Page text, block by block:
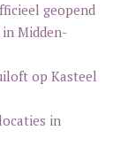
geopend
Midden-
op Kasteel
in